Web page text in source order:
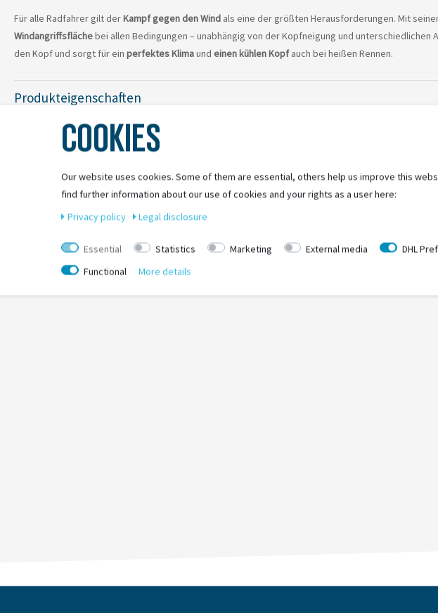
Für alle Radfahrer gilt derKampf gegen den Wind als eine der größten Herausforderungen. Mit
Windangriffsflächebei allen Bedingungen – unabhängig von der Kopfneigung und unterschiedlichen
den Kopf und sorgt für ein perfektes Klimaund einen kühlen Kopfauch bei heißen Rennen.
Produkteigenschaften
Multi Position Design:Für optimale Aerodynamik unabhängig von der Kopfneigung
Forced Air Cooling Technology:
Zoom Ace:Feinjustierbares Verstellsystem mit griffigem Verstellrad für individuellen Sitz
AirPort:Aerodynamische Brillen-Halterung mit Bügelführung
Multi Shell In Mold:Für sichere Stoßabsorption
COOKIES
Our website uses cookies. Some of them are essential, others help us improve this
find further information about our use of cookies and your rights as a user here:
Privacy policy
Legal disclosure
Essential Statistics Marketing External media DHL
Functional
More details